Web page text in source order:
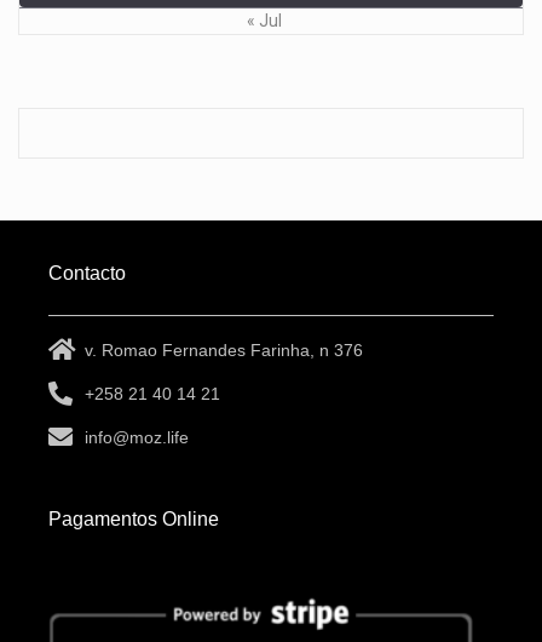
« Jul
Contacto
v. Romao Fernandes Farinha, n 376
+258 21 40 14 21
info@moz.life
Pagamentos Online